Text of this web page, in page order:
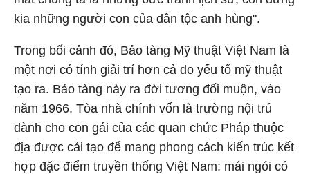
kia những người con của dân tộc anh hùng".
Trong bối cảnh đó, Bảo tàng Mỹ thuật Việt Nam là
một nơi có tính giải trí hơn cả do yếu tố mỹ thuật
tạo ra. Bảo tàng này ra đời tương đối muộn, vào
năm 1966. Tòa nhà chính vốn là trường nội trú
dành cho con gái của các quan chức Pháp thuộc
địa được cải tạo để mang phong cách kiến trúc kết
hợp đặc điểm truyền thống Việt Nam: mái ngói có